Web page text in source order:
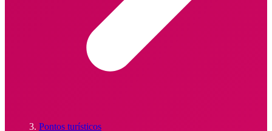
Pontos turísticos